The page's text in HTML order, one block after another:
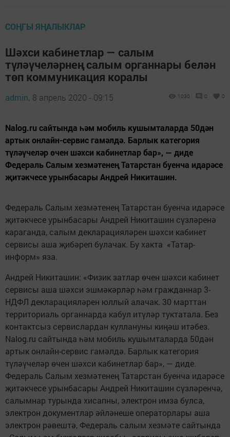
СОҢГЫ ЯҢАЛЫКЛАР
Шәхси кабинетлар — салым
түләүчеләрнең салым органнары белән
төп коммуникация коралы
admin, 8 апрель 2020 - 09:15 1030 0 0
Nalog.ru сайтында һәм мобиль кушымталарда 50дән
артык онлайн-сервис гамәлдә. Барлык категория
түләүчеләр өчен шәхси кабинетлар бар», — диде
Федераль Салым хезмәтенең Татарстан буенча идарәсе
җитәкчесе урынбасары Андрей Никиташин.
Федераль Салым хезмәтенең Татарстан буенча идарәсе
җитәкчесе урынбасары Андрей Никиташин сүзләренә
караганда, салым декларацияләрен шәхси кабинет
сервисы аша җибәреп булачак. Бу хакта «Татар-
информ» яза.
Андрей Никиташин: «Физик затлар өчен шәхси кабинет
сервисы аша шәхси эшмәкәрләр һәм гражданнар 3-
НДФЛ декларацияләрен юллый алачак. 30 марттан
территориаль органнарда кабул итүләр туктатала. Без
контактсыз сервислардан куллануны киңәш итәбез.
Nalog.ru сайтында һәм мобиль кушымталарда 50дән
артык онлайн-сервис гамәлдә. Барлык категория
түләүчеләр өчен шәхси кабинетлар бар», — диде.
Федераль Салым хезмәтенең Татарстан буенча идарәсе
җитәкчесе урынбасары Андрей Никиташин сүзләренчә,
салымнар турында хисапны, электрон имза булса,
электрон документлар әйләнеше операторлары аша
электрон рәвештә, Федераль салым хезмәте сайтында